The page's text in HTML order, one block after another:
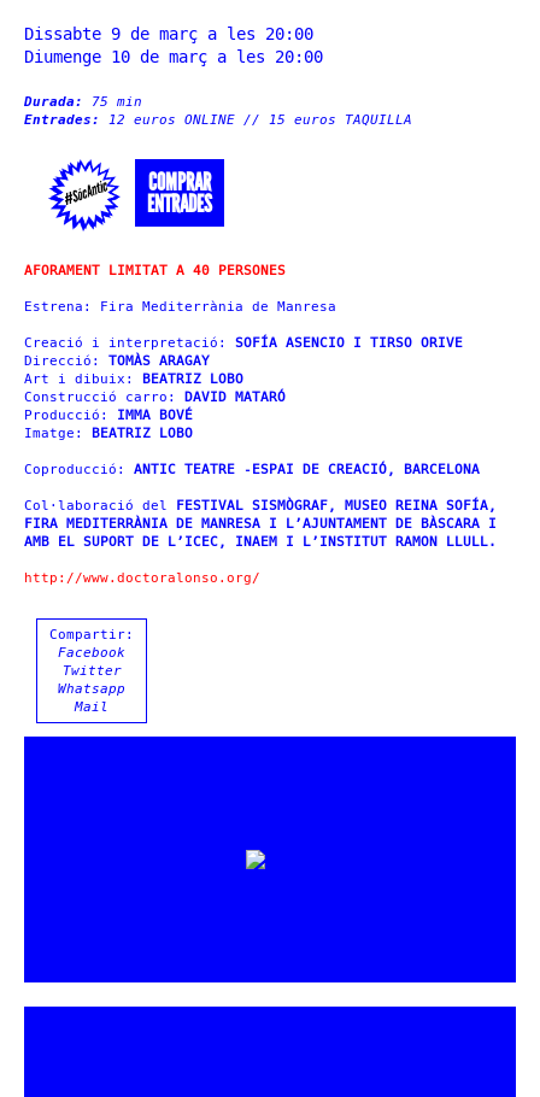
Dissabte 9 de març a les 20:00
Diumenge 10 de març a les 20:00
Durada: 75 min
Entrades: 12 euros ONLINE // 15 euros TAQUILLA
COMPRAR
ENTRADES
AFORAMENT LIMITAT A 40 PERSONES
Estrena: Fira Mediterrània de Manresa
Creació i interpretació: SOFÍA ASENCIO I TIRSO ORIVE
Direcció: TOMÀS ARAGAY
Art i dibuix: BEATRIZ LOBO
Construcció carro: DAVID MATARÓ
Producció: IMMA BOVÉ
Imatge:
BEATRIZ LOBO
Coproducció: ANTIC TEATRE -ESPAI DE CREACIÓ, BARCELONA
Col·laboració del FESTIVAL SISMÒGRAF, MUSEO REINA SOFÍA,
FIRA MEDITERRÀNIA DE MANRESA I L’AJUNTAMENT DE BÀSCARA I
AMB EL SUPORT DE L’ICEC, INAEM I L’INSTITUT RAMON LLULL.
http://www.doctoralonso.org/
Compartir:
Facebook
Twitter
Whatsapp
Mail